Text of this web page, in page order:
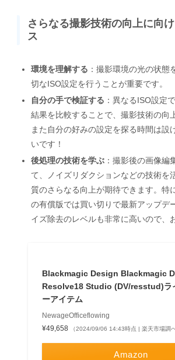
さらなる撮影技術の向上に向
ス
環境を理解する ：撮影環境の光の状態
切なISO設定を行うことが重要です。
自分の手で検証する ：異なるISO設定
結果を比較することで、撮影技術の向
また自分の好みの設定を探る時間は設
いです！
後処理の技術を学ぶ：撮影後の画像編
て、ノイズリダクションなどの技術を
質のさらなる向上が期待できます。特
の有償版では買い切りで最新アップデ
イズ除去のレベルも非常に高いので、
Blackmagic Design Blackmagic
Resolve18 Studio (DV/resstud)ラ
ーアイテム
NewageOfficeflowing
¥49,658
（2024/09/06 14:43時点 | 楽天市場調べ
Amazon